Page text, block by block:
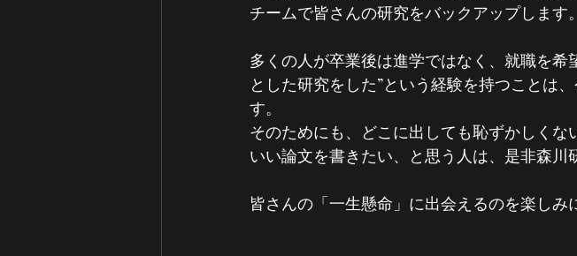
チームで皆さんの研究をバックアップします。
多くの人が卒業後は進学ではなく、就職を
とした研究をした”という経験を持つことは
す。
そのためにも、どこに出しても恥ずかしくな
いい論文を書きたい、と思う人は、是非森川
皆さんの「一生懸命」に出会えるのを楽しみ